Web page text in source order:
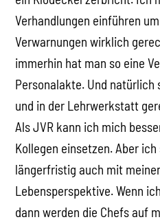
Verhandlungen einführen
Verwarnungen wirklich
immerhin hat man so eine
Personalakte. Und
und in der Lehrwerkstatt
Als JVR kann ich mich
Kollegen einsetzen. Aber
längerfristig auch mit
Lebensperspektive. Wenn
dann werden die Chefs auf